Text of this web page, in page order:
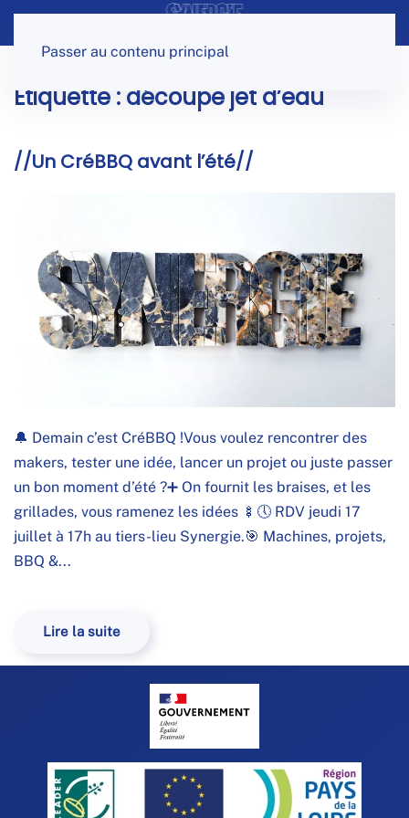
Passer au contenu principal
Étiquette : découpe jet d’eau
//Un CréBBQ avant l’été//
🔔 Demain c’est CréBBQ !Vous voulez rencontrer des
makers, tester une idée, lancer un projet ou juste passer
un bon moment d’été ?➕ On fournit les braises, et les
grillades, vous ramenez les idées 🍢🕔 RDV jeudi 17
juillet à 17h au tiers-lieu Synergie.🎯 Machines, projets,
BBQ &...
Lire la suite
Panneau de gestion des cookies